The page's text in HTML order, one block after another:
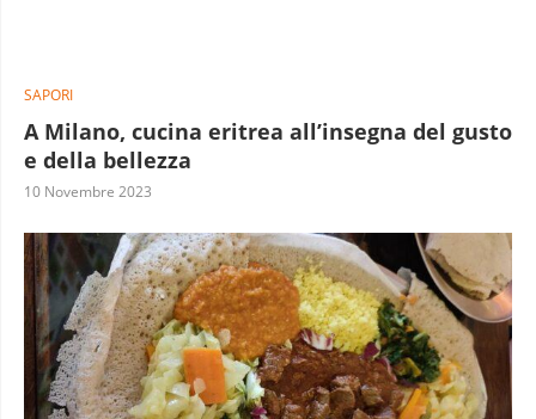
SAPORI
A Milano, cucina eritrea all’insegna del gusto
e della bellezza
10 Novembre 2023